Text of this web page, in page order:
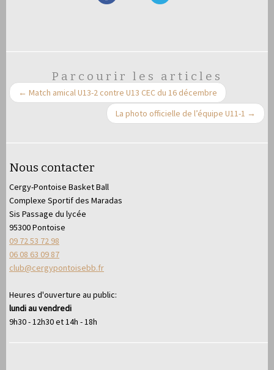
Parcourir les articles
← Match amical U13-2 contre U13 CEC du 16 décembre
La photo officielle de l’équipe U11-1 →
Nous contacter
Cergy-Pontoise Basket Ball
Complexe Sportif des Maradas
Sis Passage du lycée
95300 Pontoise
09 72 53 72 98
06 08 63 09 87
club@cergypontoisebb.fr
Heures d'ouverture au public:
lundi au vendredi
9h30 - 12h30 et 14h - 18h